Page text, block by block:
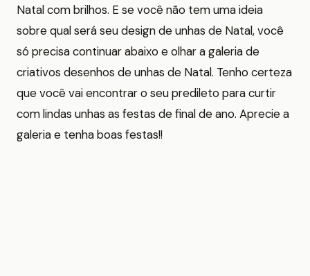
Natal com brilhos. E se você não tem uma ideia
sobre qual será seu design de unhas de Natal, você
só precisa continuar abaixo e olhar a galeria de
criativos desenhos de unhas de Natal. Tenho certeza
que você vai encontrar o seu predileto para curtir
com lindas unhas as festas de final de ano. Aprecie a
galeria e tenha boas festas!!